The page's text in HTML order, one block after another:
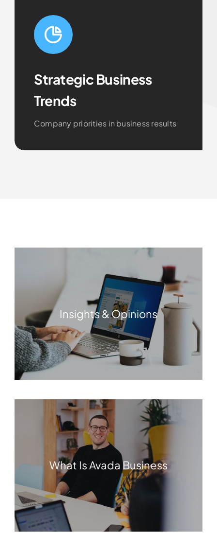
Strategic Business
Trends
Company priorities in business results
Insights & Opinions
What Is Avada Business